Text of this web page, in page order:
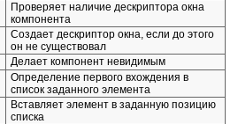
Проверяет наличие дескриптора окна
компонента
Создает дескриптор окна, если до этого
он не существовал
Делает компонент невидимым
Определение первого вхождения в
список заданного элемента
Вставляет элемент в заданную позицию
списка